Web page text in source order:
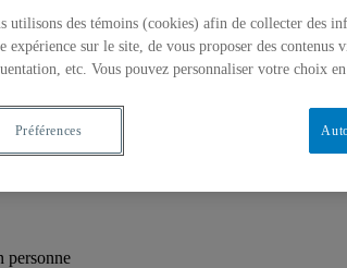
nationales: heurs
personne
utilisons des témoins (cookies) afin de collecter des
expérience sur le site, de vous proposer des contenus
etc. Vous pouvez personnaliser votre choix
Préférences